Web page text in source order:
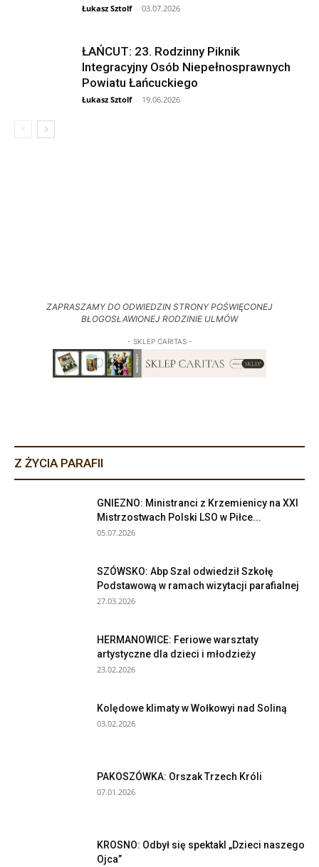
Łukasz Sztolf - 03.07.2026
ŁAŃCUT: 23. Rodzinny Piknik
Integracyjny Osób Niepełnosprawnych
Powiatu Łańcuckiego
Łukasz Sztolf - 19.06.2026
ZAPRASZAMY DO ODWIEDZIN STRONY POŚWIĘCONEJ
BŁOGOSŁAWIONEJ RODZINIE ULMÓW
- SKLEP CARITAS -
Z ŻYCIA PARAFII
GNIEZNO: Ministranci z Krzemienicy na XXI
Mistrzostwach Polski LSO w Piłce...
05.07.2026
SZÓWSKO: Abp Szal odwiedził Szkołę
Podstawową w ramach wizytacji parafialnej
27.03.2026
HERMANOWICE: Feriowe warsztaty
artystyczne dla dzieci i młodzieży
23.02.2026
Kolędowe klimaty w Wołkowyi nad Soliną
03.02.2026
PAKOSZÓWKA: Orszak Trzech Króli
07.01.2026
KROSNO: Odbył się spektakl „Dzieci naszego
Ojca”